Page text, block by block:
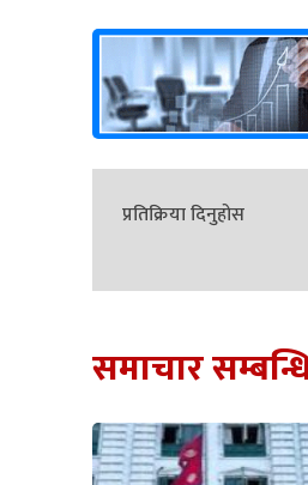
प्रतिक्रिया दिनुहोस
समाचार